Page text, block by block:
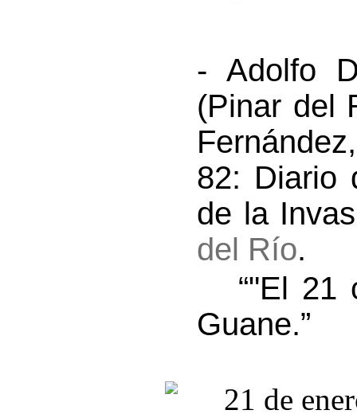
- Adolfo
(Pinar del
82: Diario
de la
del Río.
“"El 21
Guane.”